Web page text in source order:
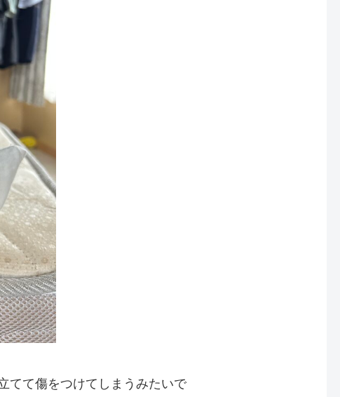
てて傷をつけてしまうみたいで